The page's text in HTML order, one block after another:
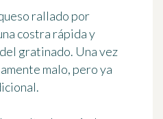
rallado por
costra rápida y
gratinado. Una vez
malo, pero ya